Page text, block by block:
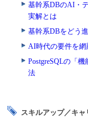
基幹系DBのAI・
実解とは
基幹系DBをどう
AI時代の要件を網
PostgreSQLの「
法
スキルアップ／キャ